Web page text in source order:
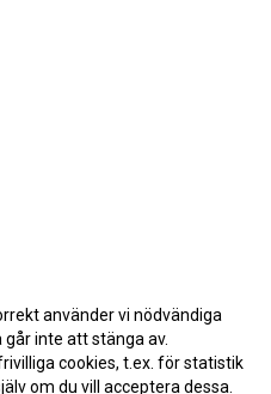
använder vi nödvändiga
inte att stänga av.
cookies, t.ex. för statistik
om du vill acceptera dessa.